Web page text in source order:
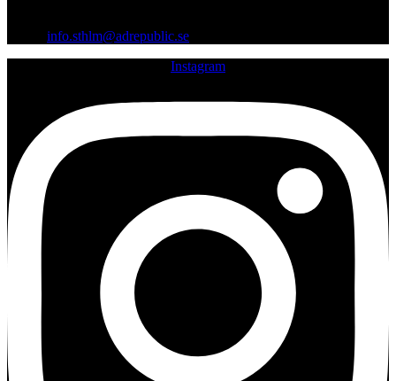
info.sthlm@adrepublic.se
Instagram